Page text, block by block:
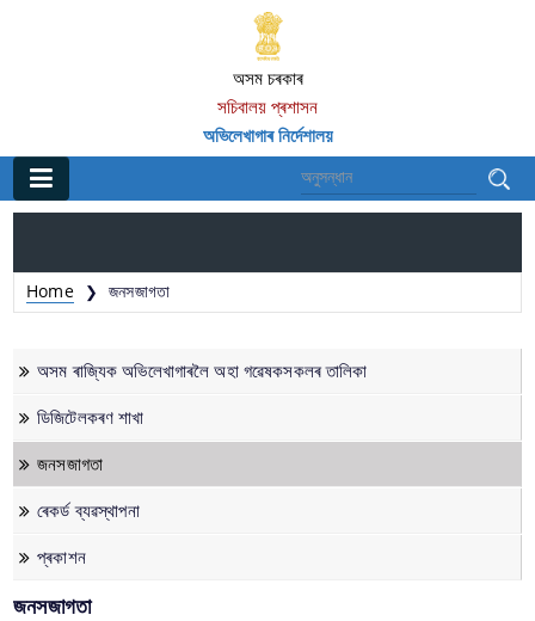
অসম চৰকাৰ
সচিবালয় প্ৰশাসন
অভিলেখাগাৰ নিৰ্দেশালয়
সূচনা আৰু সেৱা
গৱেষণা সুবিধাসমূহ
প্ৰশিক্ষণ কাৰ্য্যক্ৰম
গৱেষক বিদ্বানসকল (১৯৮৭-বৰ্তমানলৈ)
ৰেকৰ্ড ব্যৱস্থাপন
জন সজাগতা কাৰ্য্যক্ৰম
সংৰক্ষণ
Home ❯ জনসজাগতা
অসম ৰাজ্যিক অভিলেখাগাৰলৈ অহা গৱেষকসকলৰ তালিকা
ডিজিটেলকৰণ শাখা
জনসজাগতা
ৰেকৰ্ড ব্যৱস্থাপনা
প্ৰকাশন
জনসজাগতা